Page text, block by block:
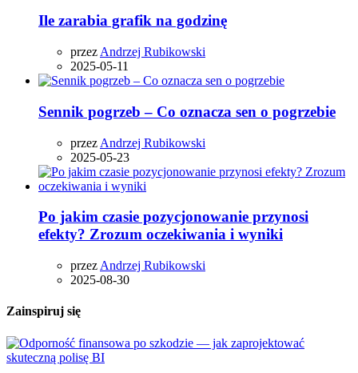
Ile zarabia grafik na godzinę
przez Andrzej Rubikowski
2025-05-11
Sennik pogrzeb – Co oznacza sen o pogrzebie
przez Andrzej Rubikowski
2025-05-23
Po jakim czasie pozycjonowanie przynosi
efekty? Zrozum oczekiwania i wyniki
przez Andrzej Rubikowski
2025-08-30
Zainspiruj się